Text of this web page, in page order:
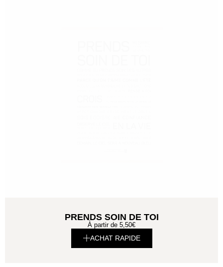
PRENDS SOIN DE TOI
À partir de 5,50€
ACHAT RAPIDE